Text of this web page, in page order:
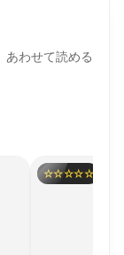
あわせて読める
☆☆☆☆☆